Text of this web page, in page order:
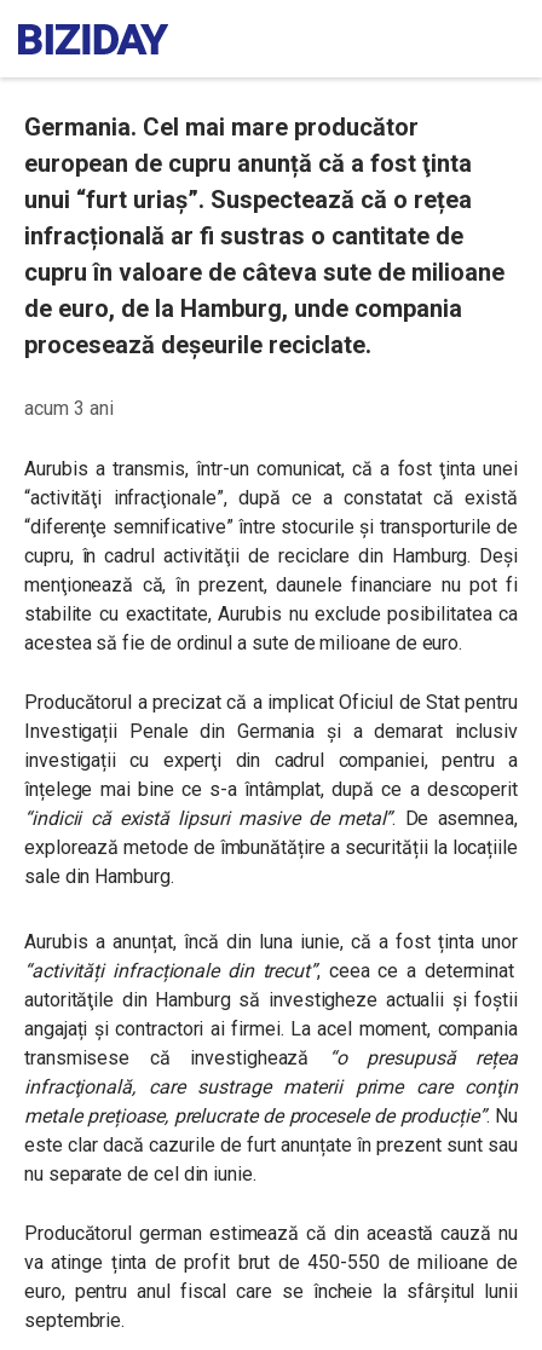
Germania. Cel mai mare producător
european de cupru anunță că a fost ţinta
unui “furt uriaş”. Suspectează că o rețea
infracțională ar fi sustras o cantitate de
cupru în valoare de câteva sute de milioane
de euro, de la Hamburg, unde compania
procesează deșeurile reciclate.
acum 3 ani
Aurubis a transmis, într-un comunicat, că a fost ţinta unei
“activităţi infracţionale”, după ce a constatat că există
“diferenţe semnificative” între stocurile şi transporturile de
cupru, în cadrul activităţii de reciclare din Hamburg. Deși
menţionează că, în prezent, daunele financiare nu pot fi
stabilite cu exactitate, Aurubis nu exclude posibilitatea ca
acestea să fie de ordinul a sute de milioane de euro.
Producătorul a precizat că a implicat Oficiul de Stat pentru
Investigații Penale din Germania şi a demarat inclusiv
investigații cu experţi din cadrul companiei, pentru a
înțelege mai bine ce s-a întâmplat, după ce a descoperit
“indicii că există lipsuri masive de metal”. De asemnea,
explorează metode de îmbunătățire a securității la locațiile
sale din Hamburg.
Aurubis a anunțat, încă din luna iunie, că a fost ținta unor
“activități infracționale din trecut”, ceea ce a determinat
autorităţile din Hamburg să investigheze actualii și foștii
angajați și contractori ai firmei. La acel moment, compania
transmisese că investighează
“o presupusă rețea
infracţională, care sustrage materii prime care conţin
metale prețioase, prelucrate de procesele de producție”. Nu
este clar dacă cazurile de furt anunțate în prezent sunt sau
nu separate de cel din iunie.
Producătorul german estimează că din această cauză nu
va atinge ținta de profit brut de 450-550 de milioane de
euro, pentru anul fiscal care se încheie la sfârșitul lunii
septembrie.